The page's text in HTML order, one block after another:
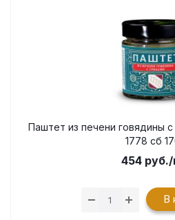
Паштет из печени говядины
1778 сб
454руб./
В